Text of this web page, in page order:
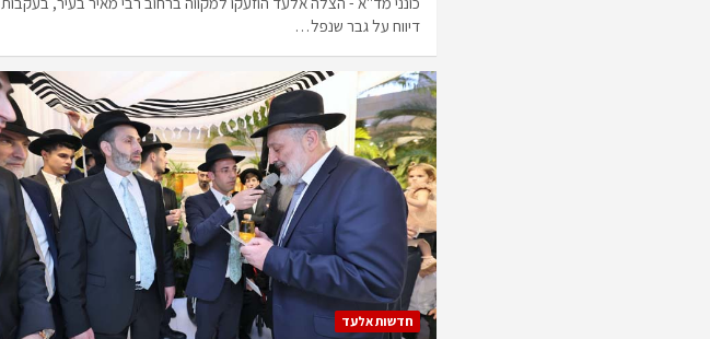
דיווח על גבר שנפל…
חדשות אלעד